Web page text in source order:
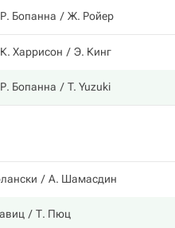
Р. Бопанна Ж. Ройер
К. Харрисон Э. Кинг
Р. Бопанна T. Yuzuki
А. Шамасдин
Т. Пюц